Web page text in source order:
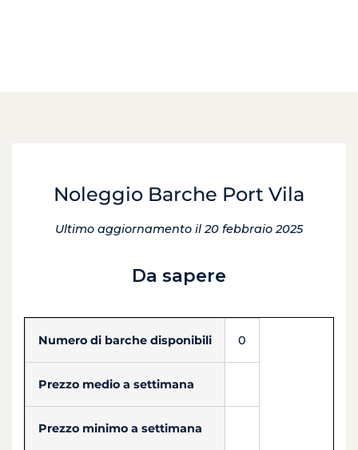
Noleggio Barche Port Vila
Ultimo aggiornamento il 20 febbraio 2025
Da sapere
Numero di barche disponibili 0
Prezzo medio a settimana
Prezzo minimo a settimana